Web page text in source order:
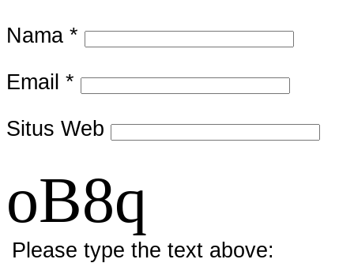
Nama *
Email *
Situs Web
oB8q
Please type the text above: